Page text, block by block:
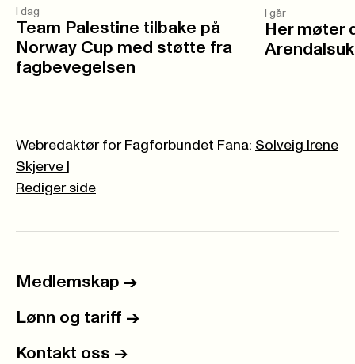
I dag
Team Palestine tilbake på
Norway Cup med støtte fra
fagbevegelsen
I går
Her møter
Webredaktør for Fagforbundet Fana: Solveig Irene
Skjerve
Rediger side
Medlemskap ->
Lønn og tariff ->
Kontakt oss ->